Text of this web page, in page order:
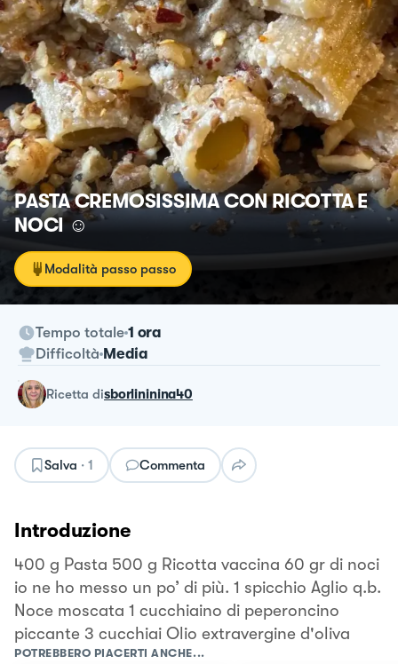
PASTA CREMOSISSIMA CON RICOTTA E
NOCI ☺️
Modalità passo passo
Tempo totale 1 ora
Difficoltà Media
ricetta disborlininina40
Salva · 1 Commenta
Introduzione
400 g Pasta 500 g Ricotta vaccina 60 gr di noci
io ne ho messo un po’ di più. 1 spicchio Aglio q.b.
Noce moscata 1 cucchiaino di peperoncino
piccante 3 cucchiai Olio extravergine d'oliva
POTREBBERO PIACERTI ANCHE...